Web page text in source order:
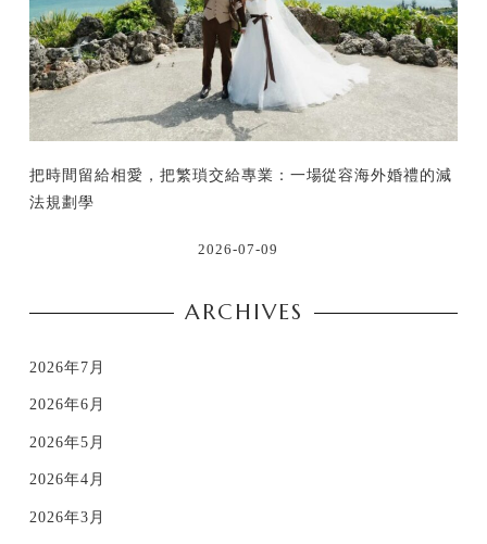
把時間留給相愛，把繁瑣交給專業：一場從容海外婚禮的減
法規劃學
2026-07-09
ARCHIVES
2026年7月
2026年6月
2026年5月
2026年4月
2026年3月